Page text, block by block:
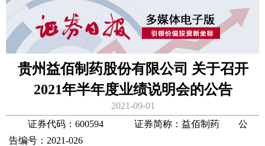
贵州益佰制药股份有限公司 关于召开
2021年半年度业绩说明会的公告
2021-09-01
证券代码：600594 证券简称：益佰制药 公
告编号：2021-026